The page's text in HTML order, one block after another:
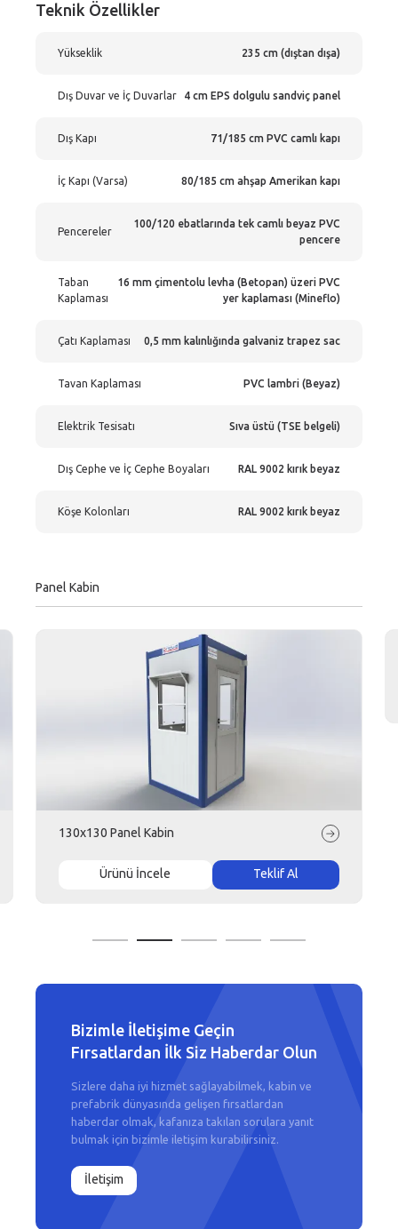
Teknik Özellikler
Yükseklik 235 cm (dıştan dışa)
Dış Duvar ve İç Duvarlar 4 cm EPS dolgulu sandviç panel
Dış Kapı 71/185 cm PVC camlı kapı
İç Kapı (Varsa) 80/185 cm ahşap Amerikan kapı
Pencereler
100/120 ebatlarında tek camlı beyaz PVC
pencere
Taban
Kaplaması
16 mm çimentolu levha (Betopan) üzeri PVC
yer kaplaması (Mineflo)
Çatı Kaplaması 0,5 mm kalınlığında galvaniz trapez sac
Tavan Kaplaması PVC lambri (Beyaz)
Elektrik Tesisatı Sıva üstü (TSE belgeli)
Dış Cephe ve İç Cephe Boyaları RAL 9002 kırık beyaz
Köşe Kolonları RAL 9002 kırık beyaz
Panel Kabin
130x130 Panel Kabin
Ürünü İncele Teklif Al
Bizimle İletişime Geçin
Fırsatlardan İlk Siz Haberdar Olun
Sizlere daha iyi hizmet sağlayabilmek, kabin ve
prefabrik dünyasında gelişen fırsatlardan
haberdar olmak, kafanıza takılan sorulara yanıt
bulmak için bizimle iletişim kurabilirsiniz.
İletişim